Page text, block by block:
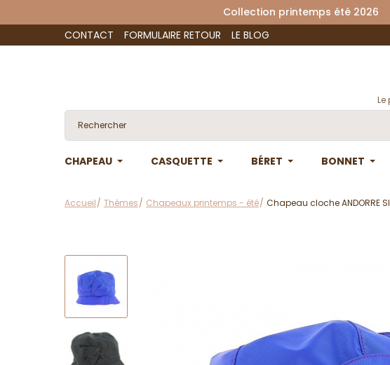
Collection printemps
CONTACT
FORMULAIRE RETOUR LE BLOG
CHAPEAU CASQUETTE BÉRET BONNET
Accueil Thèmes Chapeaux printemps - été Chapeau cloche ANDORRE